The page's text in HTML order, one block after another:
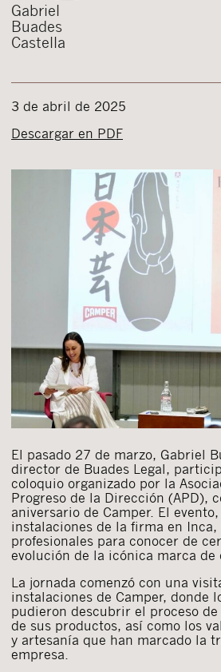
Gabriel
Buades
Castella
3 de abril de 2025
Descargar en PDF
El pasado 27 de marzo, Gabriel
director de Buades Legal,
coloquio organizado por la
Progreso de la Dirección (APD),
aniversario de Camper. El
instalaciones de la firma en
profesionales para conocer de
evolución de la icónica marca de
La jornada comenzó con una
instalaciones de Camper, donde
pudieron descubrir el proceso
de sus productos, así como los
y artesanía que han marcado la
empresa.